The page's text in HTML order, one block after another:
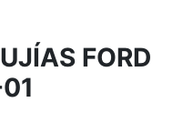
FORD